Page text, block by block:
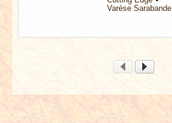
Varèse Sarabande